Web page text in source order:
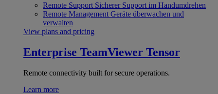
Remote Support Sicherer Support im Handumdrehen
Remote Management Geräte überwachen und
verwalten
View plans and pricing
Enterprise TeamViewer Tensor
Remote connectivity built for secure operations.
Learn more